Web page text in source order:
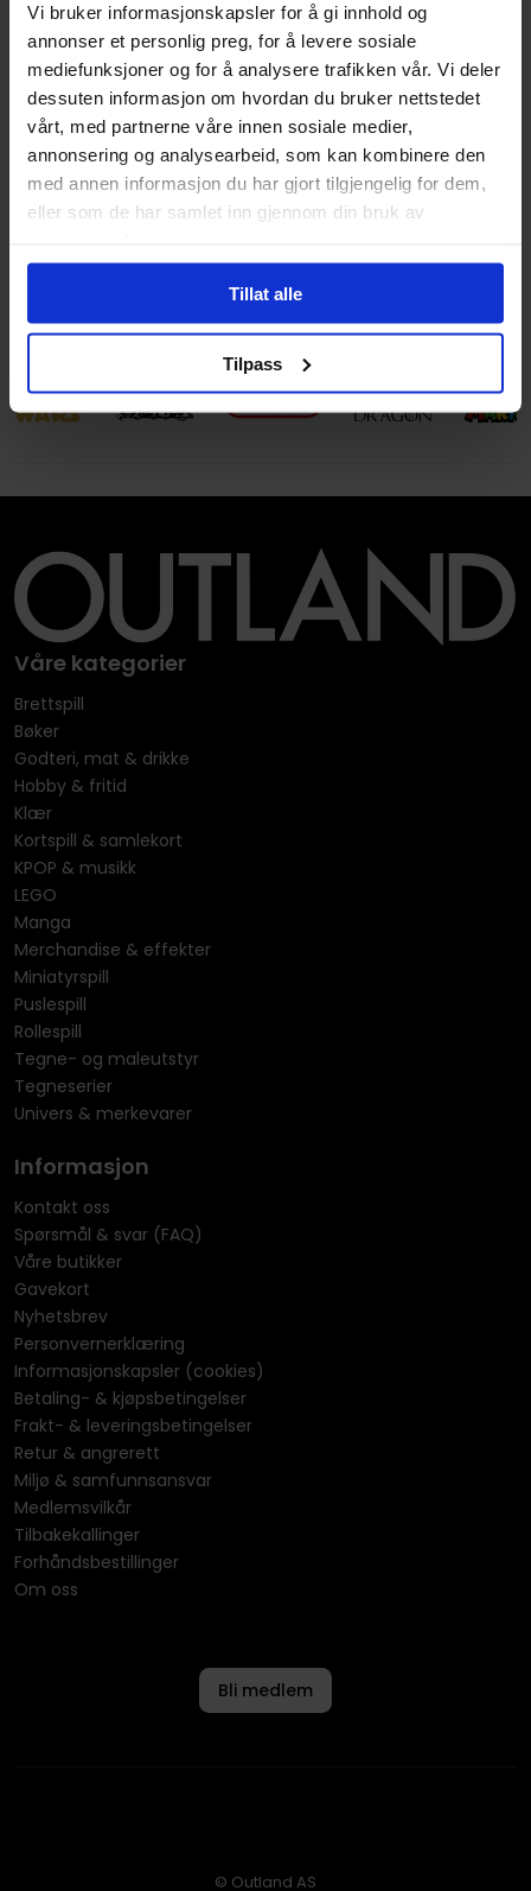
Vi bruker informasjonskapsler for å gi innhold og
annonser et personlig preg, for å levere sosiale
mediefunksjoner og for å analysere trafikken vår. Vi deler
dessuten informasjon om hvordan du bruker nettstedet
vårt, med partnerne våre innen sosiale medier,
annonsering og analysearbeid, som kan kombinere den
med annen informasjon du har gjort tilgjengelig for dem,
eller som de har samlet inn gjennom din bruk av
Tillat alle
Tilpass
Antall Sider
448
Utgiver
DC Comics
Lanseringsdato
(dd.mm.yyyy)
22.07.2014
Aldersgruppe Ungdom og
Voksen
Avansert Format
Hardcover
Utsolgt hos leverandør
Våre kategorier
Brettspill
Bøker
Godteri, mat & drikke
Hobby & fritid
Klær
Kortspill & samlekort
KPOP & musikk
LEGO
Manga
Merchandise & effekter
Miniatyrspill
Puslespill
Rollespill
Tegne- og maleutstyr
Tegneserier
Univers & merkevarer
Informasjon
Kontakt oss
Spørsmål & svar (FAQ)
Våre butikker
Gavekort
Nyhetsbrev
Personvernerklæring
Informasjonskapsler (cookies)
Betaling- & kjøpsbetingelser
Frakt- & leveringsbetingelser
Retur & angrerett
Miljø & samfunnsansvar
Medlemsvilkår
Tilbakekallinger
Forhåndsbestillinger
Om oss
Bli medlem
© Outland AS